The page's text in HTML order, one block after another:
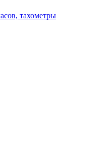
тахометры